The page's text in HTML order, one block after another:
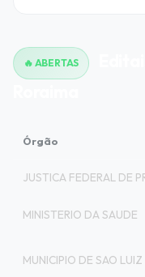
🔥 ABERTAS
Órgão
MINISTERIO DA SAUDE
MUNICIPIO DE SAO LUIZ